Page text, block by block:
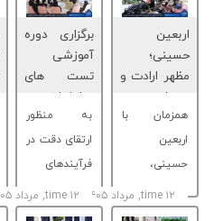
اربعین
حسینی؛
مظهر ارادت و
همدلی در
خانواده بزرگ
کهریزک
همزمان با
اربعین
حسینی،
مراسم
برگزاری دوره
آموزشی
تست ‌های
روانشناختی
در کهریزک
به منظور
ارتقای دقت در
فرآیندهای
ارزیابی و بهبود